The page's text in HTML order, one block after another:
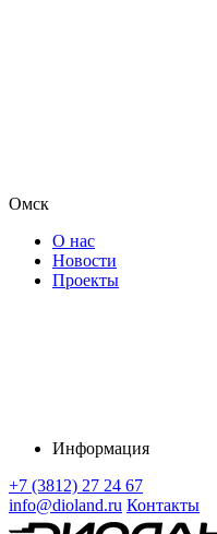
Омск
О нас
Новости
Проекты
Информация
+7 (3812) 27 24 67
info@dioland.ru Контакты